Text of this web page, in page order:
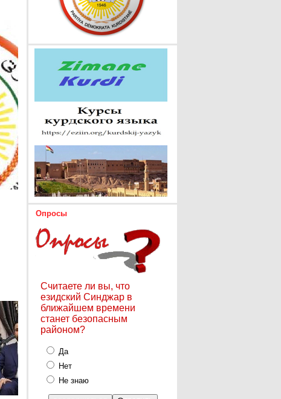
Опросы
Считаете ли вы, что
езидский Синджар в
ближайшем времени
станет безопасным
районом?
Да
Нет
Не знаю